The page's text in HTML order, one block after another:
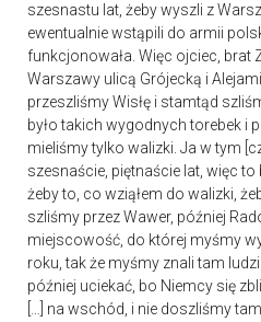
szesnastu lat, żeby wyszli z
ewentualnie wstąpili do armii
funkcjonowała. Więc ojciec, brat
Warszawy ulicą Grójecką i
przeszliśmy Wisłę i stamtąd
było takich wygodnych torebek i
mieliśmy tylko walizki. Ja w tym
szesnaście, piętnaście lat, więc to
żeby to, co wziąłem do walizki,
szliśmy przez Wawer, później
miejscowość, do której myśmy
roku, tak że myśmy znali tam
później uciekać, bo Niemcy się
[…] na wschód, i nie doszliśmy